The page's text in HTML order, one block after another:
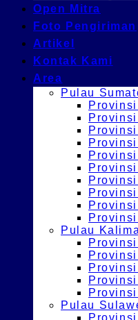
Open Mitra
Foto Pengiriman
Artikel
Kontak Kami
Area
Pulau
Provinsi
Pulau
Pulau